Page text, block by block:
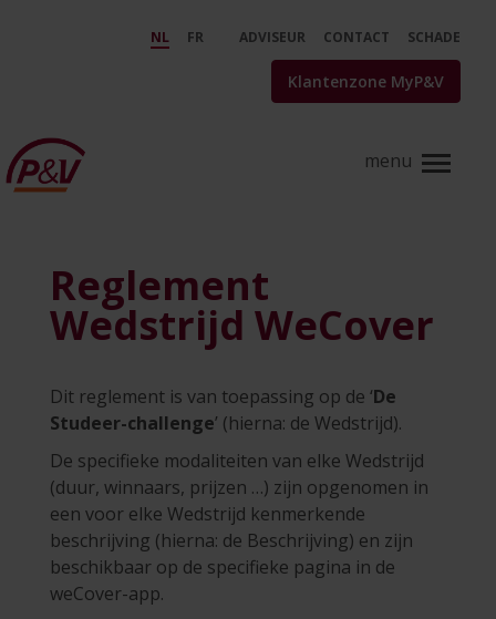
Wecover studeer challenge -
NL FR ADVISEUR CONTACT SCHADE
Klantenzone MyP&V
Reglement
Wedstrijd WeCover
Dit reglement is van toepassing op de ‘De
Studeer-challenge’ (hierna: de Wedstrijd).
De specifieke modaliteiten van elke Wedstrijd
(duur, winnaars, prijzen …) zijn opgenomen in
een voor elke Wedstrijd kenmerkende
beschrijving (hierna: de Beschrijving) en zijn
beschikbaar op de specifieke pagina in de
weCover-app.